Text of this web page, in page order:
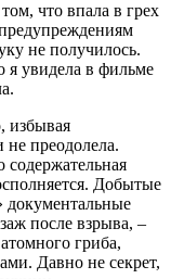
что впала в грех
не получилось.
я увидела в фильме
избывая
не преодолела.
Добытые
после взрыва, –
гриба,
Давно не секрет,